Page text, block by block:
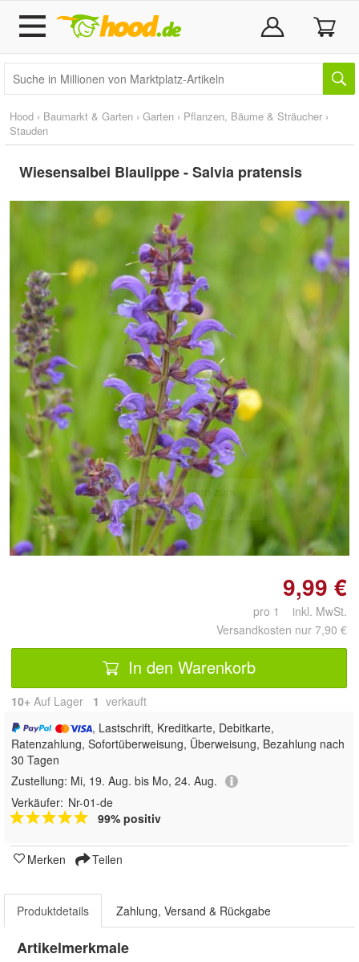
Hood › Baumarkt & Garten › Garten › Pflanzen, Bäume & Sträucher ›
Stauden
Wiesensalbei Blaulippe - Salvia pratensis
Doppelt antippen zum
vergrößern
9,99 €
pro 1 inkl. MwSt.
Versandkosten nur 7,90 €
In den Warenkorb
10+ Auf Lager 1 verkauft
, Lastschrift, Kreditkarte, Debitkarte,
Ratenzahlung, Sofortüberweisung, Überweisung, Bezahlung nach
30 Tagen
Zustellung: Mi, 19. Aug. bis Mo, 24. Aug.
Verkäufer: Nr-01-de
99% positiv
Merken Teilen
Produktdetails Zahlung, Versand & Rückgabe
Artikelmerkmale